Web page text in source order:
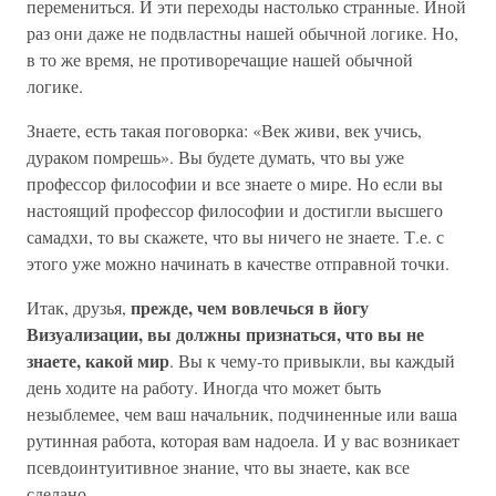
перемениться. И эти переходы настолько странные. Иной
раз они даже не подвластны нашей обычной логике. Но,
в то же время, не противоречащие нашей обычной
логике.
Знаете, есть такая поговорка: «Век живи, век учись,
дураком помрешь». Вы будете думать, что вы уже
профессор философии и все знаете о мире. Но если вы
настоящий профессор философии и достигли высшего
самадхи, то вы скажете, что вы ничего не знаете. Т.е. с
этого уже можно начинать в качестве отправной точки.
Итак, друзья, прежде, чем вовлечься в йогу
Визуализации, вы должны признаться, что вы не
знаете, какой мир. Вы к чему-то привыкли, вы каждый
день ходите на работу. Иногда что может быть
незыблемее, чем ваш начальник, подчиненные или ваша
рутинная работа, которая вам надоела. И у вас возникает
псевдоинтуитивное знание, что вы знаете, как все